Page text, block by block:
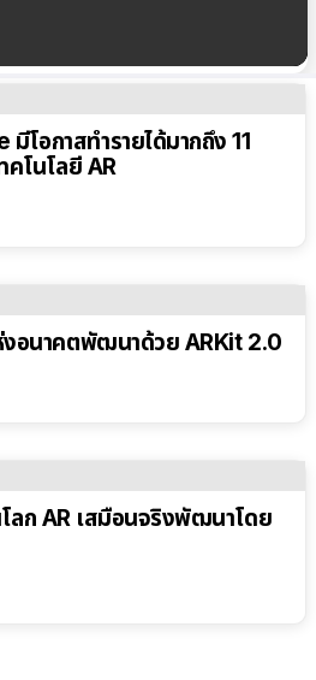
มีโอกาสทำรายได้มากถึง 11
คโนโลยี AR
อนาคตพัฒนาด้วย ARKit 2.0
ลก AR เสมือนจริงพัฒนาโดย